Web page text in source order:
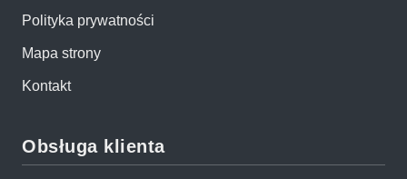
Polityka prywatności
Mapa strony
Kontakt
Obsługa klienta